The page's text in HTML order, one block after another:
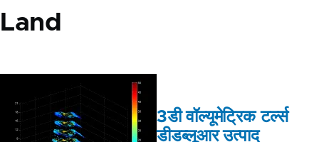
Breadcrumb
Land
3डी वॉल्यूमेट्रिक टर्ल्स
डीडब्लूआर उत्पाद